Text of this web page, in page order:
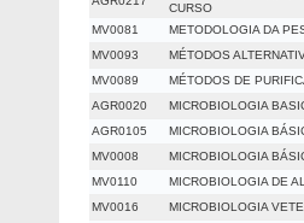
CURSO
MV0081
METODOLOGIA DA
MV0093
MÉTODOS
MV0089
MÉTODOS DE
AGR0020
MICROBIOLOGIA
AGR0105
MICROBIOLOGIA
MV0008
MICROBIOLOGIA
MV0110
MICROBIOLOGIA DE
MV0016
MICROBIOLOGIA